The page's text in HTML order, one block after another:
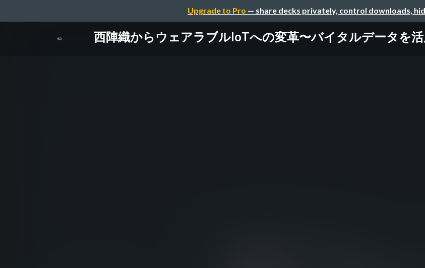
Upgrade to Pro — share decks privately, control downloads,
西陣織からウェアラブルIoTへの変革〜バイタルデータを